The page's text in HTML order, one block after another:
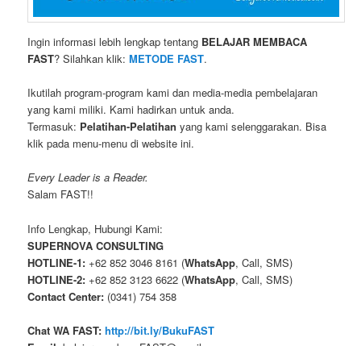
Ingin informasi lebih lengkap tentang BELAJAR MEMBACA
FAST? Silahkan klik:METODE FAST.
Ikutilah program-program kami dan media-media pembelajaran
yang kami miliki. Kami hadirkan untuk anda.
Termasuk: Pelatihan-Pelatihan yang kami selenggarakan. Bisa
klik pada menu-menu di website ini.
Every Leader is a Reader.
Salam FAST!!
Info Lengkap, Hubungi Kami:
SUPERNOVA CONSULTING
HOTLINE-1: +62 852 3046 8161 (WhatsApp, Call, SMS)
HOTLINE-2: +62 852 3123 6622 (WhatsApp, Call, SMS)
Contact Center: (0341) 754 358
Chat WA FAST: http://bit.ly/BukuFAST